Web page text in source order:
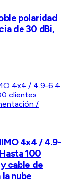
polaridad
de 30 dBi,
4x4 / 4.9-
100
cable de
nube